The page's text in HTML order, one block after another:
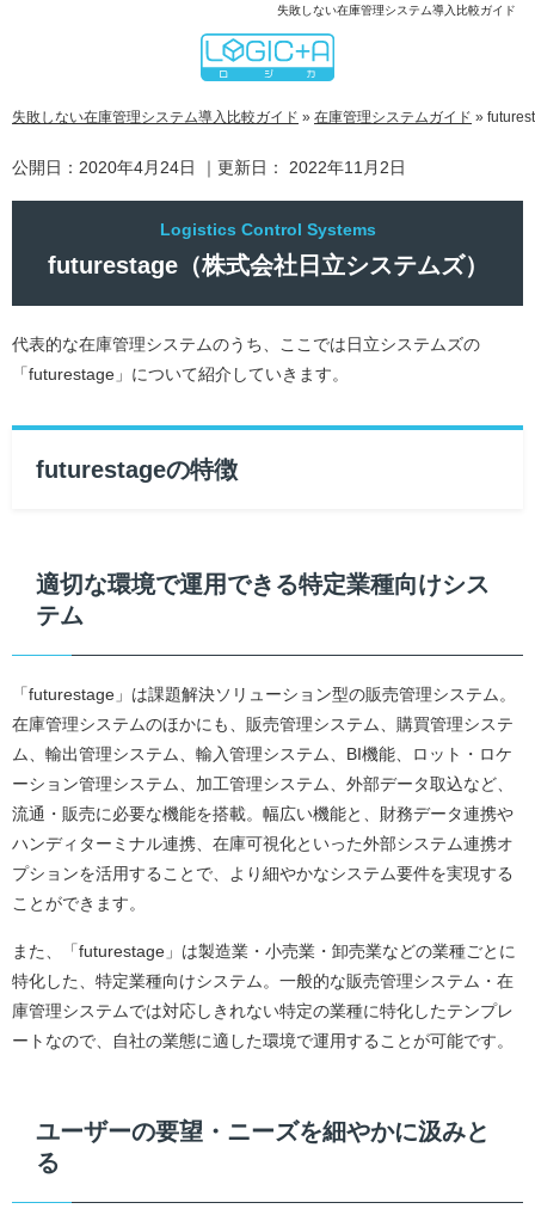
失敗しない在庫管理システム導入比較ガイド
失敗しない在庫管理システム導入比較ガイド » 在庫管理システムガイド »
公開日： 2020年4月24日 ｜更新日： 2022年11月2日
futurestage（株式会社日立システムズ）
代表的な在庫管理システムのうち、ここでは日立システムズの
「futurestage」について紹介していきます。
futurestageの特徴
適切な環境で運用できる特定業種向けシス
テム
「futurestage」は課題解決ソリューション型の販売管理システム。
在庫管理システムのほかにも、販売管理システム、購買管理システ
ム、輸出管理システム、輸入管理システム、BI機能、ロット・ロケ
ーション管理システム、加工管理システム、外部データ取込など、
流通・販売に必要な機能を搭載。幅広い機能と、財務データ連携や
ハンディターミナル連携、在庫可視化といった外部システム連携オ
プションを活用することで、より細やかなシステム要件を実現する
ことができます。
また、「futurestage」は製造業・小売業・卸売業などの業種ごとに
特化した、特定業種向けシステム。一般的な販売管理システム・在
庫管理システムでは対応しきれない特定の業種に特化したテンプレ
ートなので、自社の業態に適した環境で運用することが可能です。
ユーザーの要望・ニーズを細やかに汲みと
る